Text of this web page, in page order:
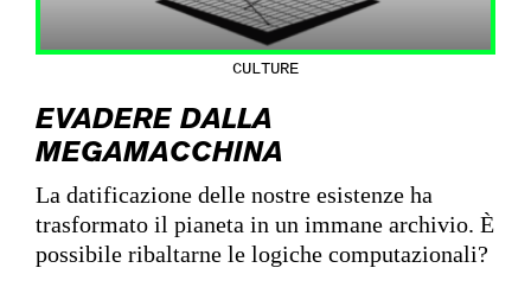
CULTURE
EVADERE DALLA
MEGAMACCHINA
La datificazione delle nostre esistenze ha
trasformato il pianeta in un immane archivio. È
possibile ribaltarne le logiche computazionali?